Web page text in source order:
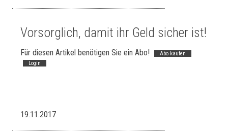
Vorsorglich, damit ihr Geld sicher ist!
Für diesen Artikel benötigen Sie ein Abo!
Abo kaufen
Login
19.11.2017